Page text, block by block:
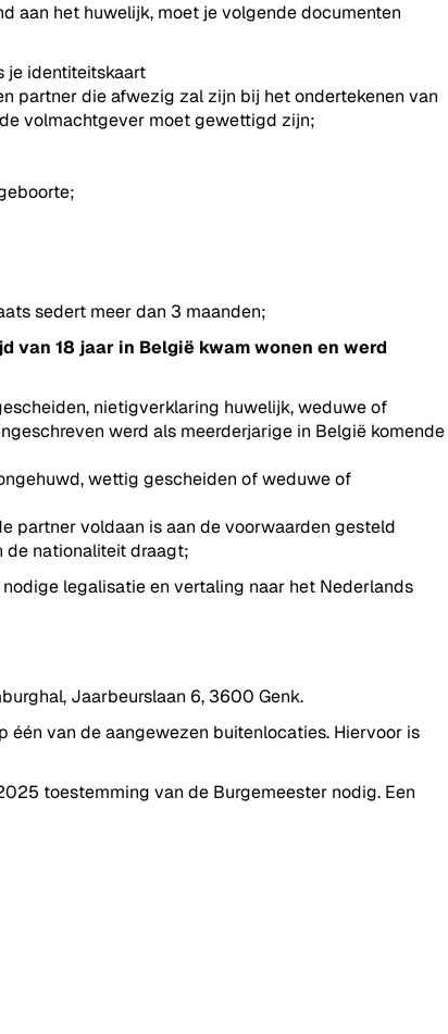
aan het huwelijk, moet je volgende documenten
je identiteitskaart
partner die afwezig zal zijn bij het ondertekenen van
volmachtgever moet gewettigd zijn;
sedert meer dan 3 maanden;
van 18 jaar in België kwam wonen en werd
nietigverklaring huwelijk, weduwe of
werd als meerderjarige in België komende
wettig gescheiden of weduwe of
partner voldaan is aan de voorwaarden gesteld
de nationaliteit draagt;
legalisatie en vertaling naar het Nederlands
Jaarbeurslaan 6, 3600 Genk.
van de aangewezen buitenlocaties. Hiervoor is
toestemming van de Burgemeester nodig. Een